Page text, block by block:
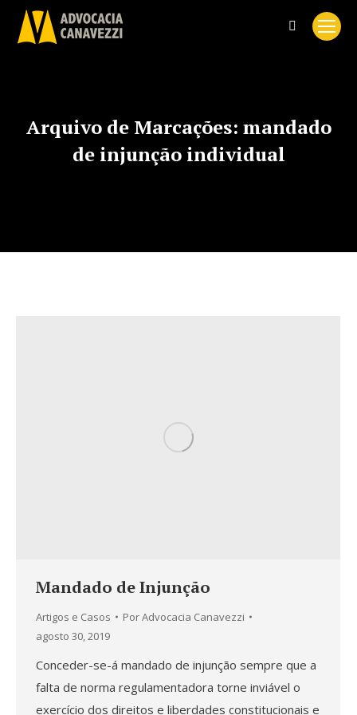
Search:
Arquivo de Marcações: mandado
de injunção individual
Mandado de Injunção
Artigos e Casos PorAdvocacia Canavezzi
agosto 30, 2019
Conceder-se-á mandado de injunção sempre que a
falta de norma regulamentadora torne inviável o
exercício dos direitos e liberdades constitucionais e